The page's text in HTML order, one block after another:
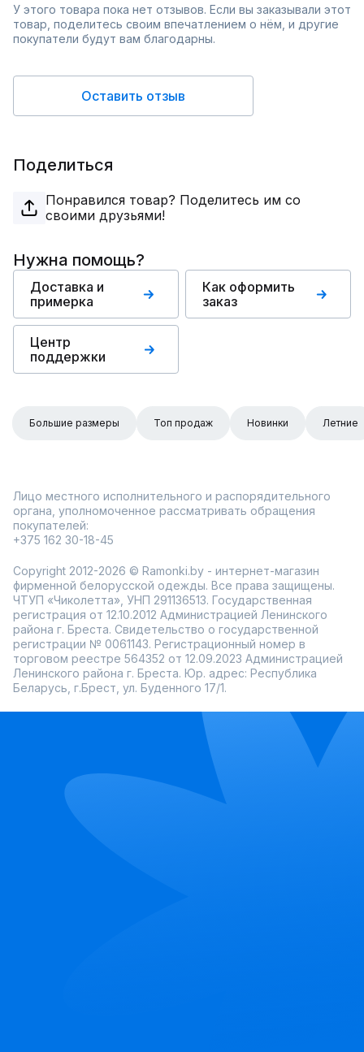
У этого товара пока нет отзывов. Если вы заказывали этот
товар, поделитесь своим впечатлением о нём, и другие
покупатели будут вам благодарны.
Оставить отзыв
Поделиться
Понравился товар? Поделитесь им со
своими друзьями!
Нужна помощь?
Доставка и
примерка
Как оформить
заказ
Центр
поддержки
Большие размеры Топ продаж Новинки Летние
Лицо местного исполнительного и распорядительного
органа, уполномоченное рассматривать обращения
покупателей:
+375 162 30-18-45
Copyright 2012-2026 © Ramonki.by - интернет-магазин
фирменной белорусской одежды. Все права защищены.
ЧТУП «Чиколетта», УНП 291136513. Государственная
регистрация от 12.10.2012 Администрацией Ленинского
района г. Бреста. Свидетельство о государственной
регистрации № 0061143. Регистрационный номер в
торговом реестре 564352 от 12.09.2023 Администрацией
Ленинского района г. Бреста. Юр. адрес: Республика
Беларусь, г.Брест, ул. Буденного 17/1.